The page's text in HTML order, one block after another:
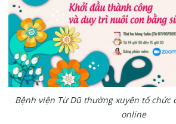
Bệnh viện Từ Dũ thường xuyên tổ chức
online